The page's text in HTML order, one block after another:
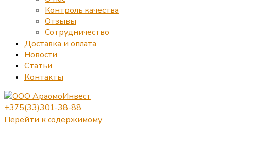
Контроль качества
Отзывы
Сотрудничество
Доставка и оплата
Новости
Статьи
Контакты
+375(33)301-38-88
Перейти к содержимому